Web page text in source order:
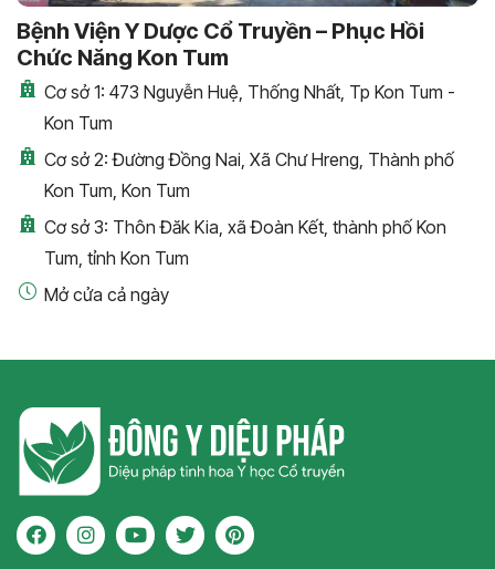
Bệnh Viện Y Dược Cổ Truyền – Phục Hồi
Chức Năng Kon Tum
Cơ sở 1: 473 Nguyễn Huệ, Thống Nhất, Tp Kon Tum -
Kon Tum
Cơ sở 2: Đường Đồng Nai, Xã Chư Hreng, Thành phố
Kon Tum, Kon Tum
Cơ sở 3: Thôn Đăk Kia, xã Đoàn Kết, thành phố Kon
Tum, tỉnh Kon Tum
Mở cửa cả ngày